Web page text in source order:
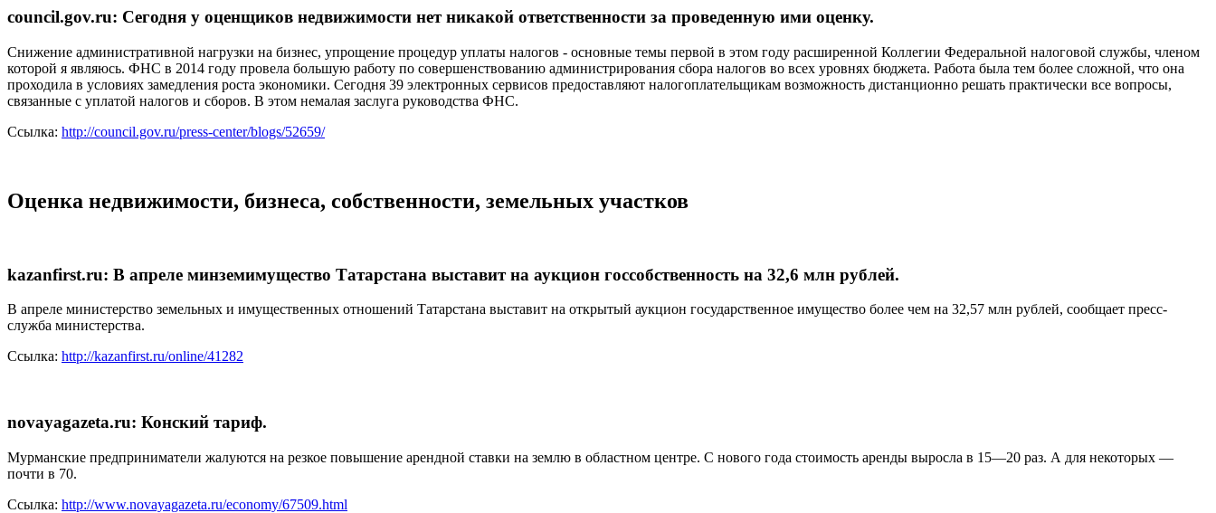
council.gov.ru: Сегодня у оценщиков недвижимости нет никакой ответственности за проведенную ими оценку.
Снижение административной нагрузки на бизнес, упрощение процедур уплаты налогов - основные темы первой в этом году расширенной Коллегии Федеральной налоговой службы, членом
которой я являюсь. ФНС в 2014 году провела большую работу по совершенствованию администрирования сбора налогов во всех уровнях бюджета. Работа была тем более сложной, что она
проходила в условиях замедления роста экономики. Сегодня 39 электронных сервисов предоставляют налогоплательщикам возможность дистанционно решать практически все вопросы,
связанные с уплатой налогов и сборов. В этом немалая заслуга руководства ФНС.
Ссылка: http://council.gov.ru/press-center/blogs/52659/
Оценка недвижимости, бизнеса, собственности, земельных участков
kazanfirst.ru: В апреле минземимущество Татарстана выставит на аукцион госсобственность на 32,6 млн рублей.
В апреле министерство земельных и имущественных отношений Татарстана выставит на открытый аукцион государственное имущество более чем на 32,57 млн рублей, сообщает пресс-
служба министерства.
Ссылка: http://kazanfirst.ru/online/41282
novayagazeta.ru: Конский тариф.
Мурманские предприниматели жалуются на резкое повышение арендной ставки на землю в областном центре. С нового года стоимость аренды выросла в 15—20 раз. А для некоторых —
почти в 70.
Ссылка: http://www.novayagazeta.ru/economy/67509.html